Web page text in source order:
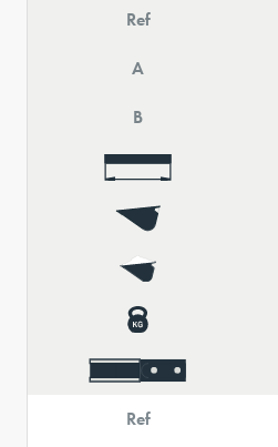
Ref
A
B
Ref